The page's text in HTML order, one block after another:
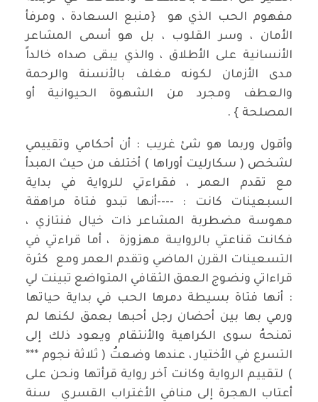
مفهوم الحب الذي هو {منبع السعادة ، ومرفأ
الأمان ، وسر القلوب ، بل هو أسمى المشاعر
الأنسانية على الأطلاق ، والذي يبقى صداه خالداً
مدى الأزمان لكونه مغلف بالأنسنة والرحمة
والعطف ومجرد من الشهوة الحيوانية أو
المصلحة } .
وأقول وربما هو شئ غريب : أن أحكامي وتقييمي
لشخص ( سكارليت أوراها ) أختلف من حيث المبدأ
مع تقدم العمر ، فقراءتي للرواية في بداية
السبعينات كانت : ----أنها تبدو فتاة مراهقة
مهوسة مضطربة المشاعر ذات خيال فنتازي ،
فكانت قناعتي بالروايىة مهزوزة ، أما قراءتي في
التسعينات القرن الماضي وتقدم العمر ومع كثرة
قراءاتي ونضوج العمق الثقافي المتواضع تبينت لي
: أنها فتاة بسيطة دمرها الحب في بداية حياتها
ورمي بها بين أحضان رجل أحبها بعمق لكنها لم
تمنحهُ سوى الكراهية والأنتقام ويعود ذلك إلى
التسرع في الأختيار ، عندها وضعتُ ( ثلاثة نجوم ***
) لتقييم الرواية وكانت آخر رواية قرأتها ونحن على
أعتاب الهجرة إلى منافي الأغتراب القسري سنة